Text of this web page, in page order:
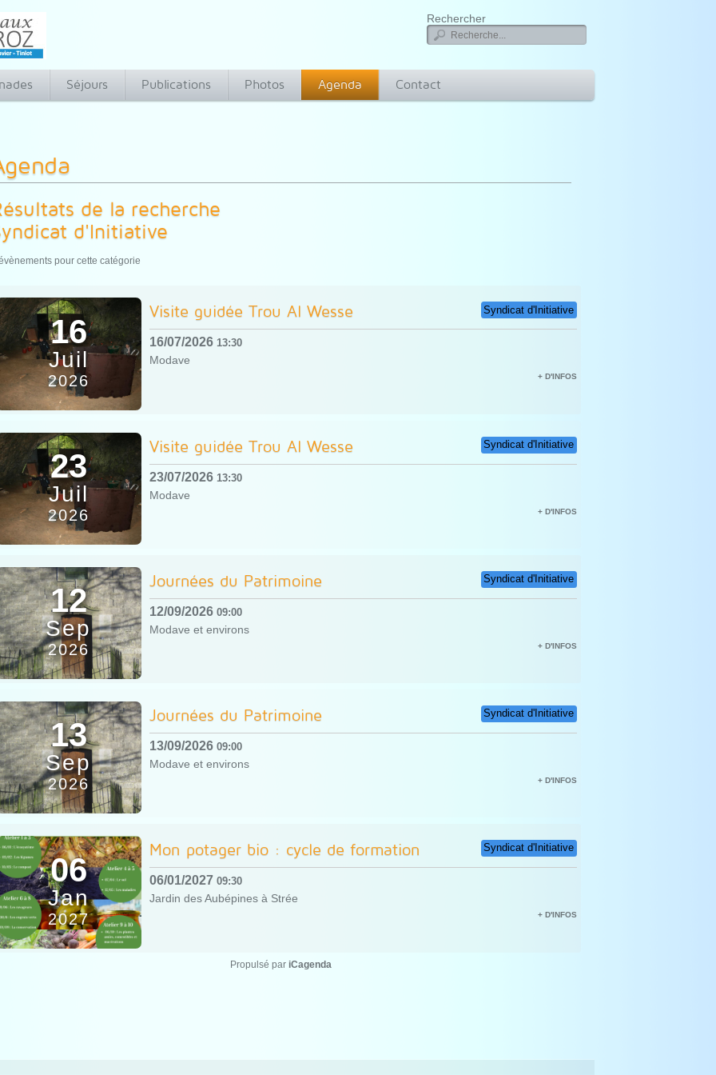
Rechercher
Séjours Publications Photos Agenda Contact
de la recherche
d'Initiative
pour cette catégorie
16
Juil
2026
Visite guidée Trou Al Wesse Syndicat d'Initiative
16/07/2026 13:30
Modave
+ D'INFOS
23
Juil
2026
Visite guidée Trou Al Wesse Syndicat d'Initiative
23/07/2026 13:30
Modave
+ D'INFOS
12
Sep
2026
Journées du Patrimoine Syndicat d'Initiative
12/09/2026 09:00
Modave et environs
+ D'INFOS
13
Sep
2026
Journées du Patrimoine Syndicat d'Initiative
13/09/2026 09:00
Modave et environs
+ D'INFOS
06
Jan
2027
Mon potager bio : cycle de formation Syndicat d'Initiative
06/01/2027 09:30
Jardin des Aubépines à Strée
+ D'INFOS
Propulsé par iCagenda